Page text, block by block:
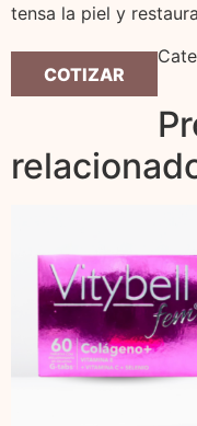
tensa la piel y
COTIZAR